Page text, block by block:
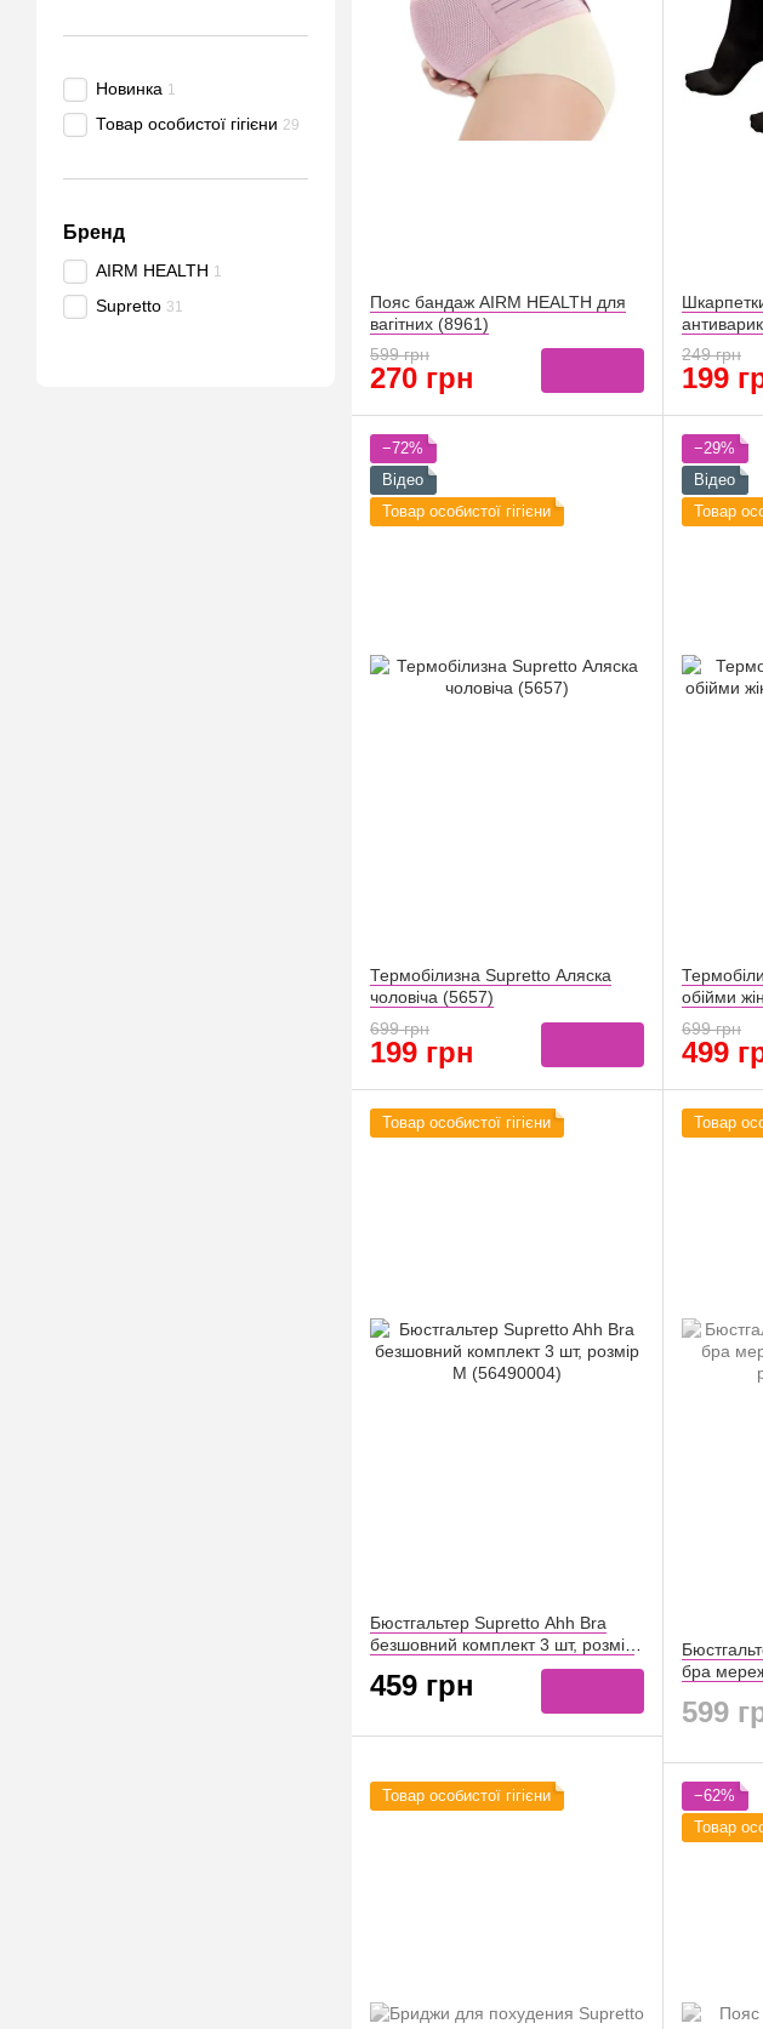
Пояс бандаж AIRM HEALTH для
вагітних (8961)
599 грн
270 грн
249 грн
199
−72%
Відео
Товар особистої гігієни
Термобілизна Supretto Аляска
чоловіча (5657)
699 грн
199 грн
−29%
Відео
Товар
обійми
699 грн
499
Товар особистої гігієни
Бюстгальтер Supretto Ahh Bra
безшовний комплект 3 шт, розмір
459 грн
Товар
бра
599
Товар особистої гігієни
−62%
Товар
Новинка 1
Товар особистої гігієни 29
Бренд
AIRM HEALTH 1
Supretto 31